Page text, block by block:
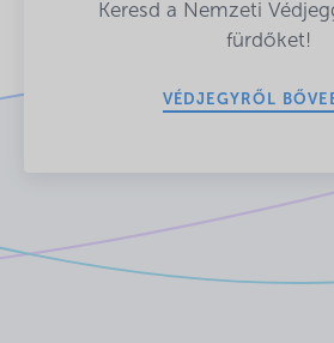
Keresd a Nemzeti
fürdőket!
VÉDJEGYRŐL